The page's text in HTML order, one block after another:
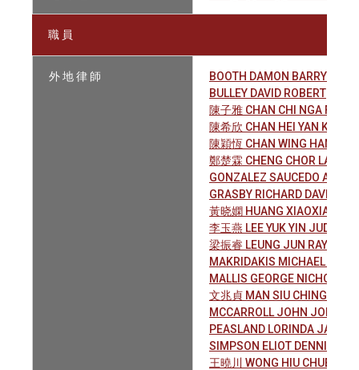
職 員
外 地 律 師
BOOTH DAMON BARRY
BULLEY DAVID ROBERT
陳子雅 CHAN CHI NGA FIONA
陳希欣 CHAN HEI YAN KITTY
陳穎恆 CHAN WING HANG
鄭楚霖 CHENG CHOR LAM
GONZALEZ SAUCEDO
GRASBY RICHARD DAVID
黃晓嫻 HUANG XIAOXIAN
李玉燕 LEE YUK YIN JUDY
梁振睿 LEUNG JUN RAY
MAKRIDAKIS MICHAEL JOHN
MALLIS GEORGE NICHOLAS
文兆貞 MAN SIU CHING
MCCARROLL JOHN
PEASLAND LORINDA JAYNE
SIMPSON ELIOT DENNING
王曉川 WONG HIU CHUEN